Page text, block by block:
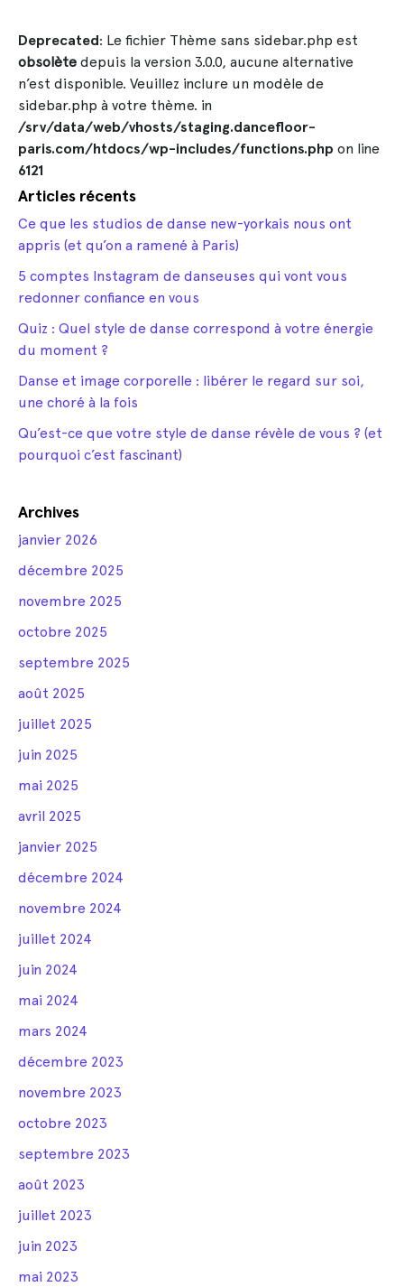
Deprecated: Le fichier Thème sans sidebar.php est
obsolète depuis la version 3.0.0, aucune alternative
n’est disponible. Veuillez inclure un modèle de
sidebar.php à votre thème. in
/srv/data/web/vhosts/staging.dancefloor-
paris.com/htdocs/wp-includes/functions.php on line
6121
Articles récents
Ce que les studios de danse new-yorkais nous ont
appris (et qu’on a ramené à Paris)
5 comptes Instagram de danseuses qui vont vous
redonner confiance en vous
Quiz : Quel style de danse correspond à votre énergie
du moment ?
Danse et image corporelle : libérer le regard sur soi,
une choré à la fois
Qu’est-ce que votre style de danse révèle de vous ? (et
pourquoi c’est fascinant)
Archives
janvier 2026
décembre 2025
novembre 2025
octobre 2025
septembre 2025
août 2025
juillet 2025
juin 2025
mai 2025
avril 2025
janvier 2025
décembre 2024
novembre 2024
juillet 2024
juin 2024
mai 2024
mars 2024
décembre 2023
novembre 2023
octobre 2023
septembre 2023
août 2023
juillet 2023
juin 2023
mai 2023